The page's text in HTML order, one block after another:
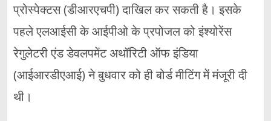
प्रोस्पेक्टस (डीआरएचपी) दाखिल कर सकती है। इसके
पहले एलआईसी के आईपीओ के प्रपोजल को इंश्योरेंस
रेगुलेटरी एंड डेवलपमेंट अथॉरिटी ऑफ इंडिया
(आईआरडीएआई) ने बुधवार को ही बोर्ड मीटिंग में मंजूरी दी
थी।